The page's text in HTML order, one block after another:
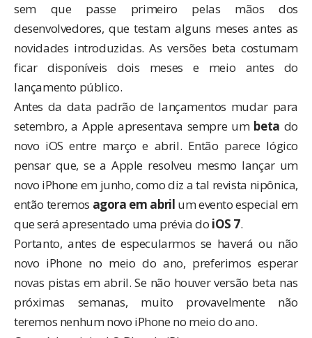
sem que passe primeiro pelas mãos dos
desenvolvedores, que testam alguns meses antes as
novidades introduzidas. As versões beta costumam
ficar disponíveis dois meses e meio antes do
lançamento público.
Antes da data padrão de lançamentos mudar para
setembro, a Apple apresentava sempre um beta do
novo iOS entre março e abril. Então parece lógico
pensar que, se a Apple resolveu mesmo lançar um
novo iPhone em junho, como diz a tal revista nipônica,
então teremos agora em abril um evento especial em
que será apresentado uma prévia do iOS 7.
Portanto, antes de especularmos se haverá ou não
novo iPhone no meio do ano, preferimos esperar
novas pistas em abril. Se não houver versão beta nas
próximas semanas, muito provavelmente não
teremos nenhum novo iPhone no meio do ano.